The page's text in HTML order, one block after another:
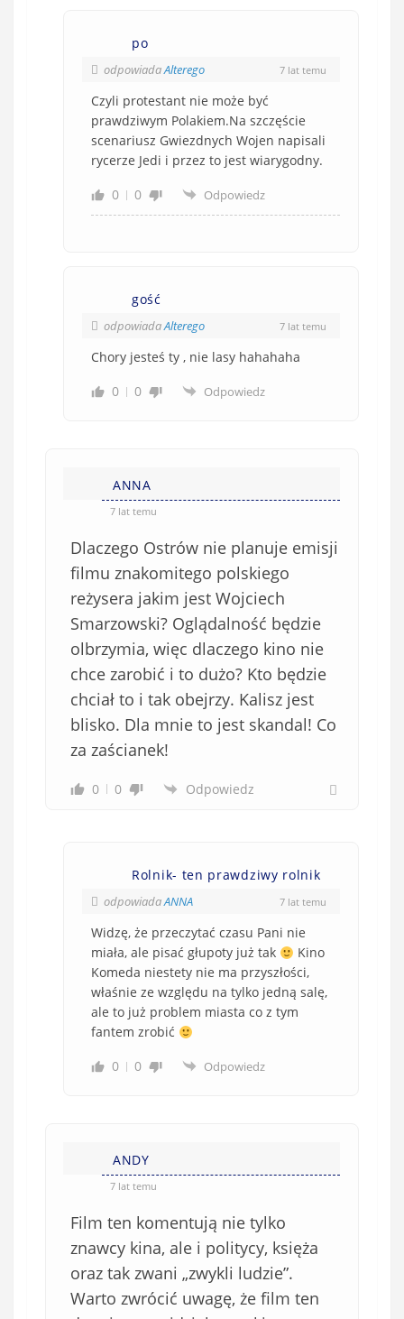
po
odpowiadaAlterego 7 lat temu
Czyli protestant nie może być
prawdziwym Polakiem.Na szczęście
scenariusz Gwiezdnych Wojen napisali
rycerze Jedi i przez to jest wiarygodny.
0
0 Odpowiedz
gość
odpowiadaAlterego 7 lat temu
Chory jesteś ty , nie lasy hahahaha
0
0 Odpowiedz
ANNA
7 lat temu
Dlaczego Ostrów nie planuje emisji
filmu znakomitego polskiego
reżysera jakim jest Wojciech
Smarzowski? Oglądalność będzie
olbrzymia, więc dlaczego kino nie
chce zarobić i to dużo? Kto będzie
chciał to i tak obejrzy. Kalisz jest
blisko. Dla mnie to jest skandal! Co
za zaścianek!
0 0 Odpowiedz
Rolnik- ten prawdziwy rolnik
odpowiadaANNA 7 lat temu
Widzę, że przeczytać czasu Pani nie
miała, ale pisać głupoty już tak
Kino
Komeda niestety nie ma przyszłości,
właśnie ze względu na tylko jedną salę,
ale to już problem miasta co z tym
fantem zrobić
0
0 Odpowiedz
ANDY
7 lat temu
Film ten komentują nie tylko
znawcy kina, ale i politycy, księża
oraz tak zwani „zwykli ludzie”.
Warto zwrócić uwagę, że film ten